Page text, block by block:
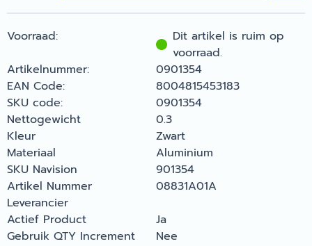
Voorraad:
Dit artikel is ruim op
voorraad.
Artikelnummer:
0901354
EAN Code:
8004815453183
SKU code:
0901354
Nettogewicht
0.3
Kleur
Zwart
Materiaal
Aluminium
SKU Navision
901354
Artikel Nummer
Leverancier
08831A01A
Actief Product
Ja
Gebruik QTY Increment
Nee